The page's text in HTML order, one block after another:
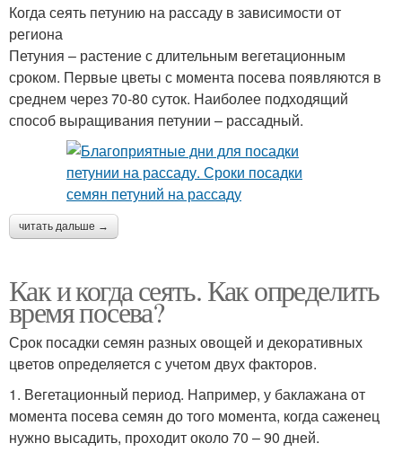
Когда сеять петунию на рассаду в зависимости от
региона
Петуния – растение с длительным вегетационным
сроком. Первые цветы с момента посева появляются в
среднем через 70-80 суток. Наиболее подходящий
способ выращивания петунии – рассадный.
читать дальше →
Как и когда сеять. Как определить
время посева?
Срок посадки семян разных овощей и декоративных
цветов определяется с учетом двух факторов.
1. Вегетационный период. Например, у баклажана от
момента посева семян до того момента, когда саженец
нужно высадить, проходит около 70 – 90 дней.